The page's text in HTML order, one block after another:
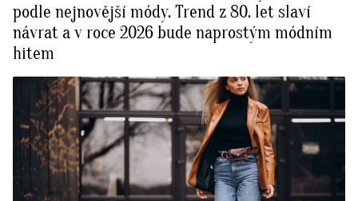
podle nejnovější módy. Trend z 80. let slaví
návrat a v roce 2026 bude naprostým módním
hitem